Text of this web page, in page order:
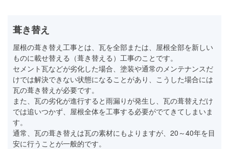
葺き替え
屋根の葺き替え工事とは、瓦を全部または、屋根全部を新しい
ものに載せ替える（葺き替える）工事のことです。
セメント瓦などが劣化した場合、塗装や通常のメンテナンスだ
けでは解決できない状態になることがあり、こうした場合には
瓦の葺き替えが必要です。
また、瓦の劣化が進行すると雨漏りが発生し、瓦の葺替えだけ
では追いつかず、屋根全体を工事する必要がでてきてしまいま
す。
通常、瓦の葺き替えは瓦の素材にもよりますが、20～40年を目
安に行うことが一般的です。